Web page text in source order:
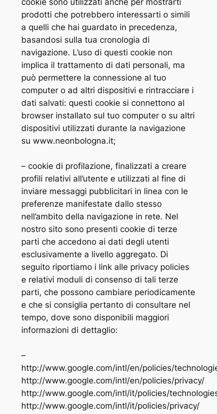
prodotti che potrebbero interessarti o simili
a quelli che hai guardato in precedenza,
basandosi sulla tua cronologia di
navigazione. L’uso di questi cookie non
implica il trattamento di dati personali, ma
può permettere la connessione al tuo
computer o ad altri dispositivi e rintracciare i
dati salvati: questi cookie si connettono al
browser installato sul tuo computer o su altri
dispositivi utilizzati durante la navigazione
su www.neonbologna.it;
– cookie di profilazione, finalizzati a creare
profili relativi all’utente e utilizzati al fine di
inviare messaggi pubblicitari in linea con le
preferenze manifestate dallo stesso
nell’ambito della navigazione in rete. Nel
nostro sito sono presenti cookie di terze
parti che accedono ai dati degli utenti
esclusivamente a livello aggregato. Di
seguito riportiamo i link alle privacy policies
e relativi moduli di consenso di tali terze
parti, che possono cambiare periodicamente
e che si consiglia pertanto di consultare nel
tempo, dove sono disponibili maggiori
informazioni di dettaglio:
–
http://www.google.com/intl/en/policies/
http://www.google.com/intl/en/policies/privacy/
http://www.google.com/intl/it/policies/
http://www.google.com/intl/it/policies/privacy/